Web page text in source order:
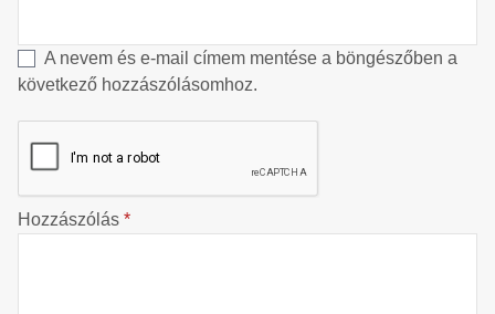
A nevem és e-mail címem mentése a böngészőben a
következő hozzászólásomhoz.
Hozzászólás *